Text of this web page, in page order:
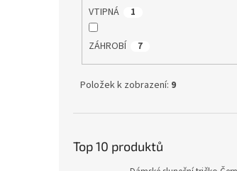
VTIPNÁ 1
ZÁHROBÍ 7
Položek k zobrazení: 9
Top 10 produktů